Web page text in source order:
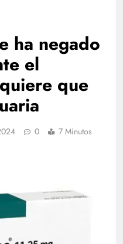
ha negado
el
que
0 7 Minutos